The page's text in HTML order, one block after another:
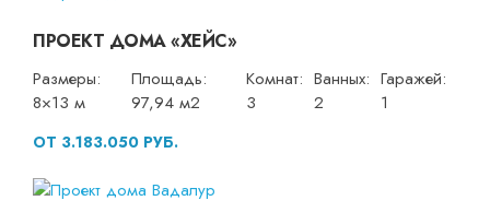
ПРОЕКТ ДОМА «ХЕЙС»
Размеры:
8×13 м
Площадь:
97,94 м2
Комнат:
3
Ванных:
2
Гаражей:
1
ОТ 3.183.050 РУБ.